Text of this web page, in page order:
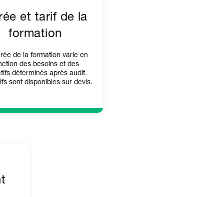
et tarif de la
formation
de la formation varie en
des besoins et des
déterminés après audit.
sont disponibles sur devis.